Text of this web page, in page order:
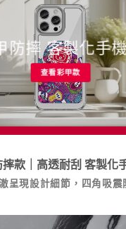
防摔 客製化手
查看彩甲款
摔款｜高透耐刮 客製化
呈現設計細節，四角吸震